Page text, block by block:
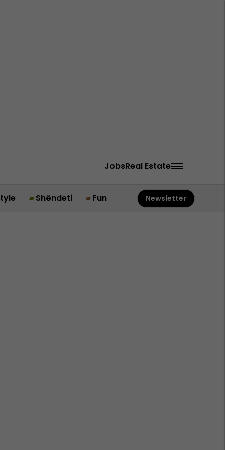
JobsReal Estate
Shëndeti Fun Newsletter